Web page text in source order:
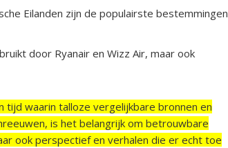
Eilanden zijn de populairste bestemmingen
door Ryanair en Wizz Air, maar ook
tijd waarin talloze vergelijkbare bronnen en
is het belangrijk om betrouwbare
ook perspectief en verhalen die er echt toe